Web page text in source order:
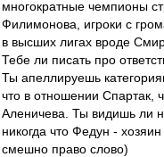
многократные чемпионы
Филимонова, игроки с
в высших лигах вроде
Тебе ли писать про
Ты апеллируешь
что в отношении Спартак,
Аленичева. Ты видишь ли
никогда что Федун -
смешно право слово)